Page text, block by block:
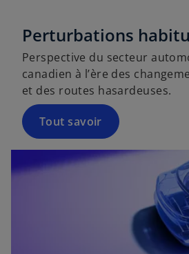
Perturbations
Perspective du secteur
canadien à l’ère des
et des routes hasardeuses.
Tout savoir